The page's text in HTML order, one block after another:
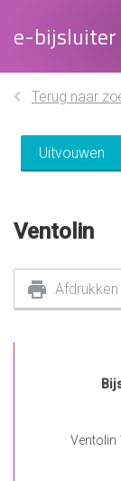
e-bijsluiter
Terug naar
Uitvouwen
Ventolin
Afdrukken
Ventolin